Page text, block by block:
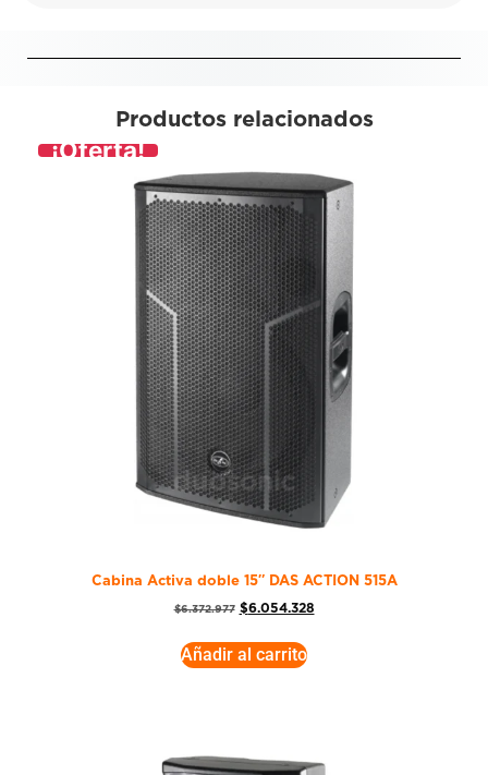
Productos relacionados
¡Oferta!
Cabina Activa doble 15″ DAS ACTION 515A
$6.372.977 $6.054.328
Añadir al carrito